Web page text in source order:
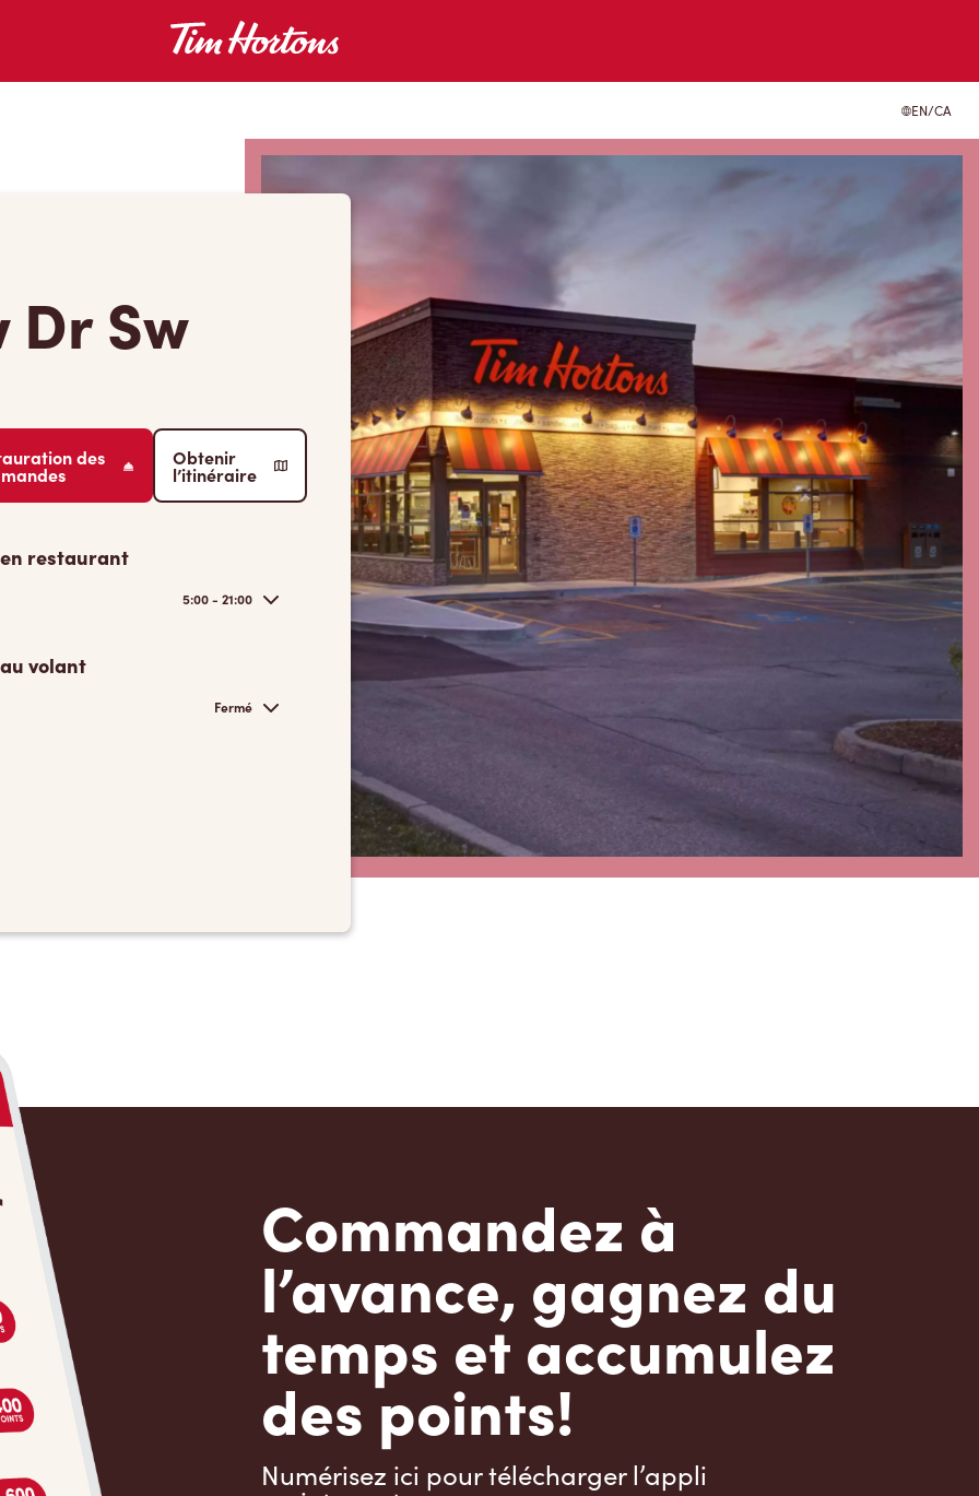
EN/CA
Dr Sw
des Obtenir
l’itinéraire
restaurant
5:00 - 21:00
volant
Fermé
Commandez à
l’avance, gagnez du
temps et accumulez
des points!
Numérisez ici pour télécharger l’appli